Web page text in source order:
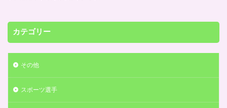
カテゴリー
その他
スポーツ選手